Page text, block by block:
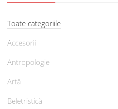
Toate categoriile
Accesorii
Antropologie
Artă
Beletristică